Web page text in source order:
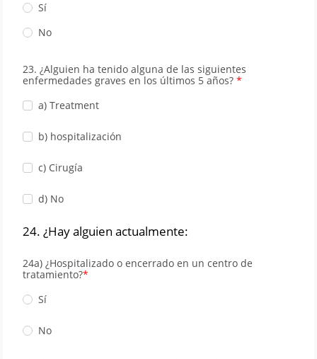
Sí
No
23. ¿Alguien ha tenido alguna de las siguientes
enfermedades graves en los últimos 5 años?
a) Treatment
b) hospitalización
c) Cirugía
d) No
24. ¿Hay alguien actualmente:
24a) ¿Hospitalizado o encerrado en un centro de
tratamiento?
Sí
No